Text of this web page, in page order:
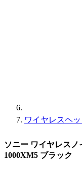
ワイヤレスヘ
ソニー ワイヤレス
1000XM5 ブラック